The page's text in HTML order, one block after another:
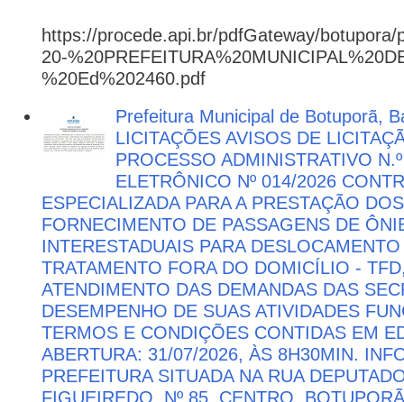
https://procede.api.br/pdfGateway/botupora/
20-
%20Ed%202460.pdf
Prefeitura Municipal de Botuporã,
LICITAÇÕES AVISOS DE
PROCESSO ADMINISTRATIVO
ELETRÔNICO Nº 014/2026
ESPECIALIZADA PARA A PRESTAÇÃO
FORNECIMENTO DE PASSAGENS DE
INTERESTADUAIS PARA
TRATAMENTO FORA DO DOMICÍLIO -
ATENDIMENTO DAS DEMANDAS DAS
DESEMPENHO DE SUAS ATIVIDADES
TERMOS E CONDIÇÕES CONTIDAS EM
ABERTURA: 31/07/2026, ÀS 8H30MIN.
PREFEITURA SITUADA NA RUA
FIGUEIREDO, Nº 85, CENTRO,